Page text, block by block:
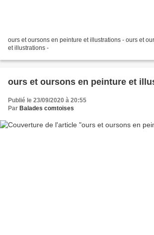
ours et oursons en peinture et illustrations - ours et
et illustrations -
ours et oursons en peinture et
Publié le 23/09/2020 à 20:55
Par Balades comtoises